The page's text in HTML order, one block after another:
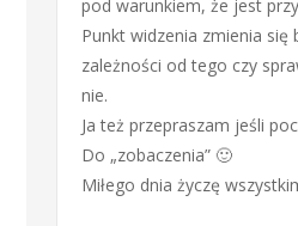
pod warunkiem, że jest
Punkt widzenia zmienia się
zależności od tego czy
nie.
Ja też przepraszam jeśli
Do „zobaczenia” 🙂
Miłego dnia życzę